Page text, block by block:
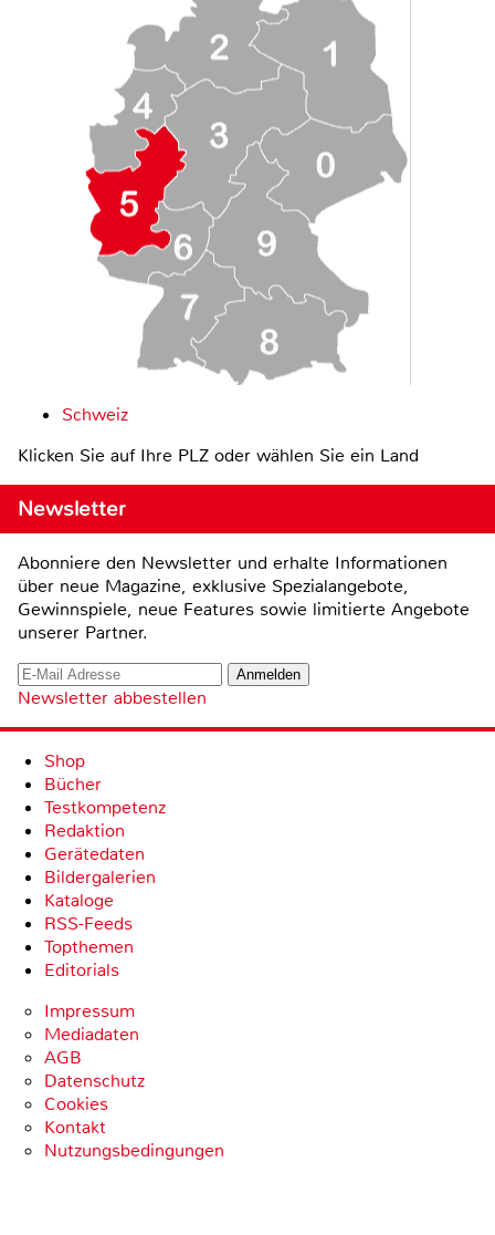
Schweiz
Klicken Sie auf Ihre PLZ oder wählen Sie ein Land
Newsletter
Abonniere den Newsletter und erhalte Informationen
über neue Magazine, exklusive Spezialangebote,
Gewinnspiele, neue Features sowie limitierte Angebote
unserer Partner.
Newsletter abbestellen
Shop
Bücher
Testkompetenz
Redaktion
Gerätedaten
Bildergalerien
Kataloge
RSS-Feeds
Topthemen
Editorials
Impressum
Mediadaten
AGB
Datenschutz
Cookies
Kontakt
Nutzungsbedingungen